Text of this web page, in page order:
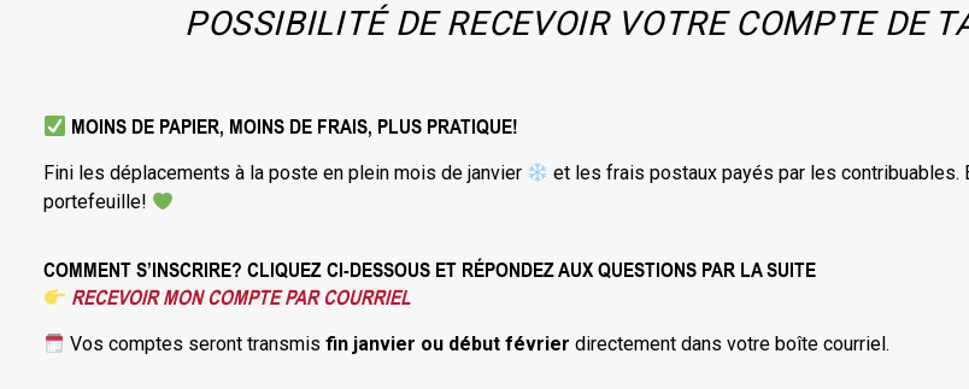
POSSIBILITÉ DE RECEVOIR VOTRE COMPTE DE
MOINS DE PAPIER, MOINS DE FRAIS, PLUS PRATIQUE!
Fini les déplacements à la poste en plein mois de janvier
et les frais postaux payés par les contribuables.
portefeuille!
COMMENT S’INSCRIRE? CLIQUEZ CI-DESSOUS ET RÉPONDEZ AUX QUESTIONS PAR LA SUITE
RECEVOIR MON COMPTE PAR COURRIEL
Vos comptes seront transmisfin janvier ou début février directement dans votre boîte courriel.